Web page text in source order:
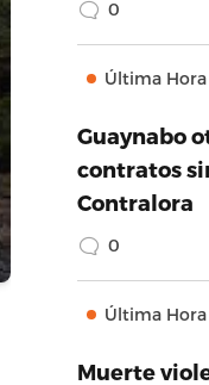
0
Última Hora
Guaynabo
contratos
Contralora
0
Última Hora
Muerte